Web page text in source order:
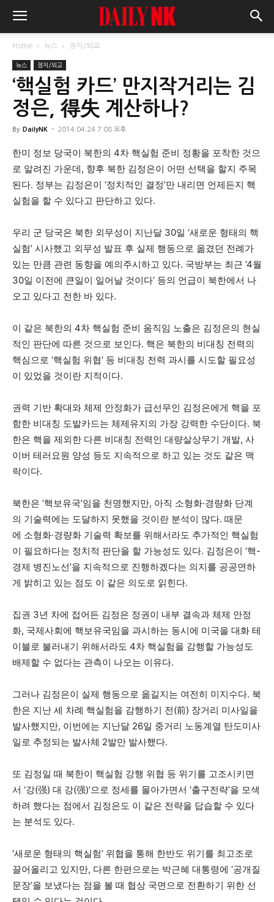
Home 뉴스 정치/외교
뉴스 정치/외교
‘핵실험 카드’ 만지작거리는 김
정은, 得失 계산하나?
By DailyNK - 2014.04.24 7:08 오후
한미 정보 당국이 북한의 4차 핵실험 준비 정황을 포착한 것으
로 알려진 가운데, 향후 북한 김정은이 어떤 선택을 할지 주목
된다. 정부는 김정은이 ‘정치적인 결정’만 내리면 언제든지 핵
실험을 할 수 있다고 판단하고 있다.
우리 군 당국은 북한 외무성이 지난달 30일 ‘새로운 형태의 핵
실험’ 시사했고 외무성 발표 후 실제 행동으로 옮겼던 전례가
있는 만큼 관련 동향을 예의주시하고 있다. 국방부는 최근 ‘4월
30일 이전에 큰일이 일어날 것이다’ 등의 언급이 북한에서 나
오고 있다고 전한 바 있다.
이 같은 북한의 4차 핵실험 준비 움직임 노출은 김정은의 현실
적인 판단에 따른 것으로 보인다. 핵은 북한의 비대칭 전력의
핵심으로 ‘핵실험 위협’ 등 비대칭 전력 과시를 시도할 필요성
이 있었을 것이란 지적이다.
권력 기반 확대와 체제 안정화가 급선무인 김정은에게 핵을 포
함한 비대칭 도발카드는 체제유지의 가장 강력한 수단이다. 북
한은 핵을 제외한 다른 비대칭 전력인 대량살상무기 개발, 사
이버 테러요원 양성 등도 지속적으로 하고 있는 것도 같은 맥
락이다.
북한은 ‘핵보유국’임을 천명했지만, 아직 소형화·경량화 단계
의 기술력에는 도달하지 못했을 것이란 분석이 많다. 때문
에 소형화·경량화 기술력 확보를 위해서라도 추가적인 핵실험
이 필요하다는 정치적 판단을 할 가능성도 있다. 김정은이 ‘핵-
경제 병진노선’을 지속적으로 진행하겠다는 의지를 공공연하
게 밝히고 있는 점도 이 같은 의도로 읽힌다.
집권 3년 차에 접어든 김정은 정권이 내부 결속과 체제 안정
화, 국제사회에 핵보유국임을 과시하는 동시에 미국을 대화 테
이블로 불러내기 위해서라도 4차 핵실험을 감행할 가능성도
배제할 수 없다는 관측이 나오는 이유다.
그러나 김정은이 실제 행동으로 옮길지는 여전히 미지수다. 북
한은 지난 세 차례 핵실험을 감행하기 전(前) 장거리 미사일을
발사했지만, 이번에는 지난달 26일 중거리 노동계열 탄도미사
일로 추정되는 발사체 2발만 발사했다.
또 김정일 때 북한이 핵실험 강행 위협 등 위기를 고조시키면
서 ‘강(强) 대 강(强)’으로 정세를 몰아가면서 ‘출구전략’을 모색
하려 했다는 점에서 김정은도 이 같은 전략을 답습할 수 있다
는 분석도 있다.
‘새로운 형태의 핵실험’ 위협을 통해 한반도 위기를 최고조로
끌어올리고 있지만, 다른 한편으로는 박근혜 대통령에 ‘공개질
문장’을 보냈다는 점을 볼 때 협상 국면으로 전환하기 위한 선